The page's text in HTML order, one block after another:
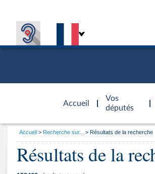
Accueil
d'accueil
Vos
députés
Général
Vous
Accueil Recherche sur... Résultats de la recherche
Résultats de la